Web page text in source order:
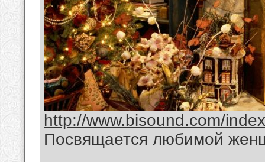
http://www.bisound.com/
Посвящается любимой